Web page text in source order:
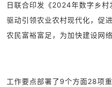
日联合印发《2024年数字乡
驱动引领农业农村现代化，促
农民富裕富足，为加快建设网
工作要点部署了9个方面28项